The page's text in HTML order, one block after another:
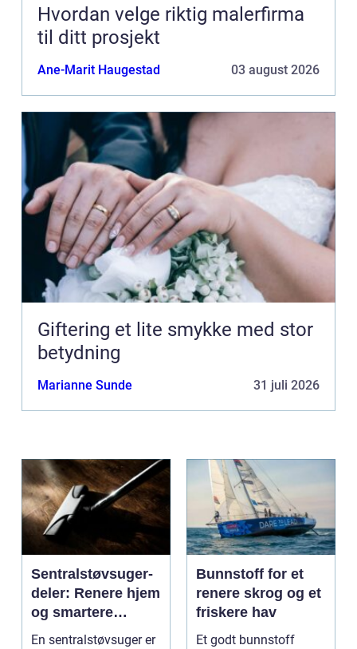
Hvordan velge riktig malerfirma
til ditt prosjekt
Ane-Marit Haugestad 03 august 2026
Giftering et lite smykke med stor
betydning
Marianne Sunde 31 juli 2026
Sentralstøvsuger-
deler: Renere hjem
og smartere
rengjøring
En sentralstøvsuger er
Bunnstoff for et
renere skrog og et
friskere hav
Et godt bunnstoff